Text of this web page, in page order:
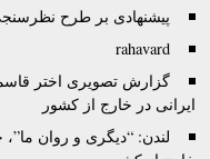
پیشنهادی بر طرح
rahavard
گزارش تصويری اختر
ايرانی در خارج از کشور
لندن: “دیگری و روان